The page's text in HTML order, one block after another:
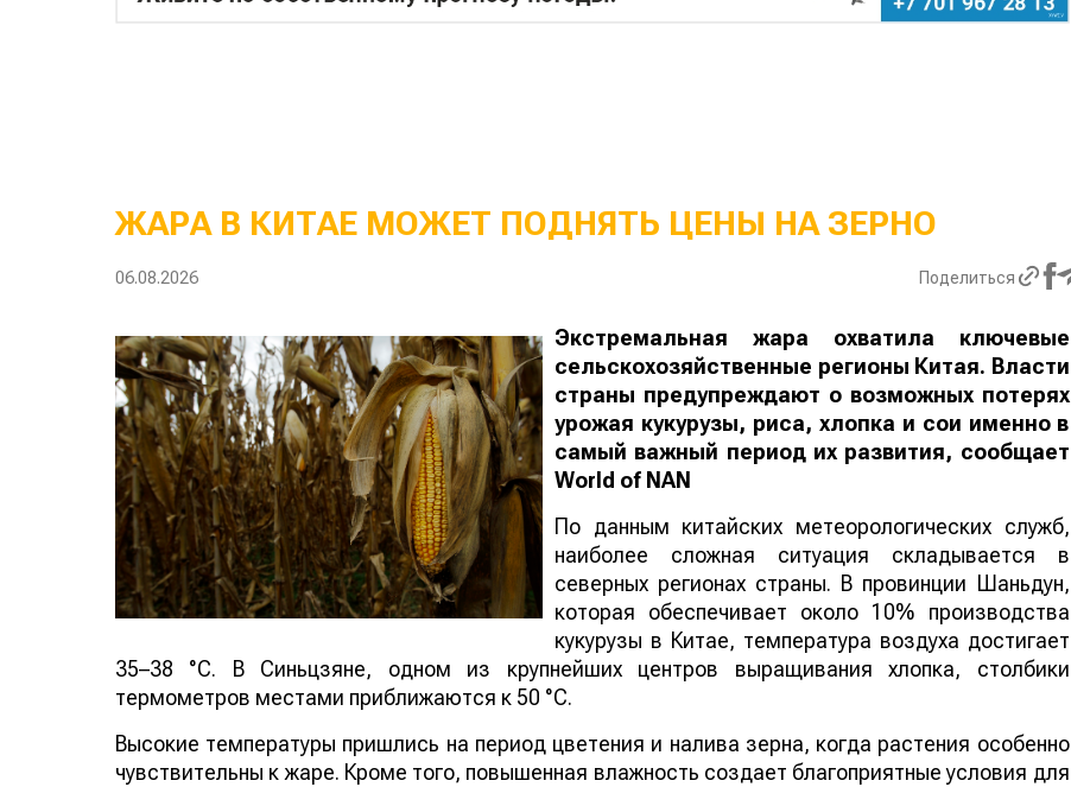
ЖАРА В КИТАЕ МОЖЕТ ПОДНЯТЬ ЦЕНЫ НА ЗЕРНО
06.08.2026 Поделиться
Экстремальная жара охватила ключевые
сельскохозяйственные регионы Китая. Власти
страны предупреждают о возможных потерях
урожая кукурузы, риса, хлопка и сои именно в
самый важный период их развития, сообщает
World of NAN
По данным китайских метеорологических служб,
наиболее сложная ситуация складывается в
северных регионах страны. В провинции Шаньдун,
которая обеспечивает около 10% производства
кукурузы в Китае, температура воздуха достигает
35–38 °C. В Синьцзяне, одном из крупнейших центров выращивания хлопка, столбики
термометров местами приближаются к 50 °C.
Высокие температуры пришлись на период цветения и налива зерна, когда растения особенно
чувствительны к жаре. Кроме того, повышенная влажность создает благоприятные условия для